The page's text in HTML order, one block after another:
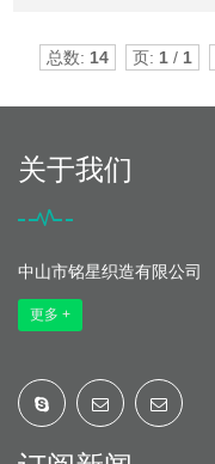
总数: 14 页: 1 / 1
关于我们
中山市铭星织造有限公司
更多 +